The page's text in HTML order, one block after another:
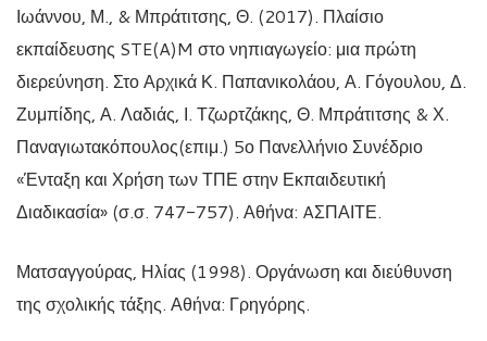
Ιωάννου, Μ., & Μπράτιτσης, Θ. (2017). Πλαίσιο
εκπαίδευσης STE(A)M στο νηπιαγωγείο: μια πρώτη
διερεύνηση. Στο Αρχικά Κ. Παπανικολάου, Α. Γόγουλου, Δ.
Ζυμπίδης, Α. Λαδιάς, Ι. Τζωρτζάκης, Θ. Μπράτιτσης & Χ.
Παναγιωτακόπουλος(επιμ.) 5ο Πανελλήνιο Συνέδριο
«Ένταξη και Χρήση των ΤΠΕ στην Εκπαιδευτική
Διαδικασία» (σ.σ. 747-757). Αθήνα: AΣΠΑΙΤΕ.
Ματσαγγούρας, Ηλίας (1998). Οργάνωση και διεύθυνση
της σχολικής τάξης. Αθήνα: Γρηγόρης.